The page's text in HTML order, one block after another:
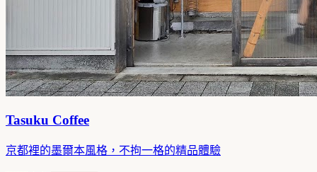
Tasuku Coffee
京都裡的墨爾本風格，不拘一格的精品體驗